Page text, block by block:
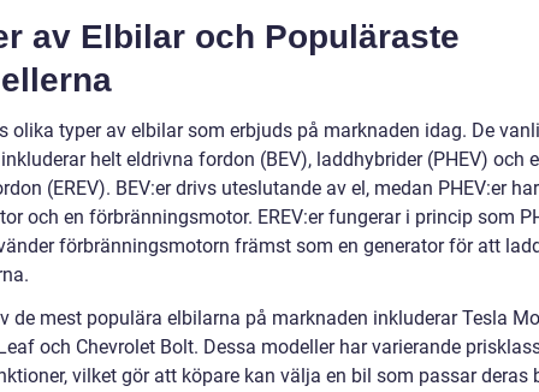
av Elbilar och Populäraste
olika typer av elbilar som erbjuds på marknaden idag. De
helt eldrivna fordon (BEV), laddhybrider (PHEV) och
(EREV). BEV:er drivs uteslutande av el, medan PHEV:er
och en förbränningsmotor. EREV:er fungerar i princip som
förbränningsmotorn främst som en generator för att
de mest populära elbilarna på marknaden inkluderar Tesla
och Chevrolet Bolt. Dessa modeller har varierande
vilket gör att köpare kan välja en bil som passar deras